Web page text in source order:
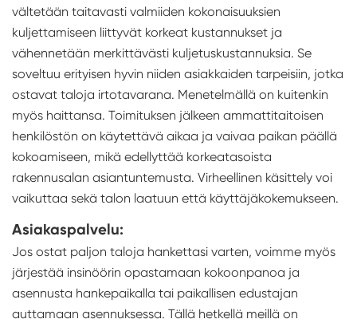
vältetään taitavasti valmiiden kokonaisuuksien
kuljettamiseen liittyvät korkeat kustannukset ja
vähennetään merkittävästi kuljetuskustannuksia. Se
soveltuu erityisen hyvin niiden asiakkaiden tarpeisiin, jotka
ostavat taloja irtotavarana. Menetelmällä on kuitenkin
myös haittansa. Toimituksen jälkeen ammattitaitoisen
henkilöstön on käytettävä aikaa ja vaivaa paikan päällä
kokoamiseen, mikä edellyttää korkeatasoista
rakennusalan asiantuntemusta. Virheellinen käsittely voi
vaikuttaa sekä talon laatuun että käyttäjäkokemukseen.
Asiakaspalvelu:
Jos ostat paljon taloja hankettasi varten, voimme myös
järjestää insinöörin opastamaan kokoonpanoa ja
asennusta hankepaikalla tai paikallisen edustajan
auttamaan asennuksessa. Tällä hetkellä meillä on